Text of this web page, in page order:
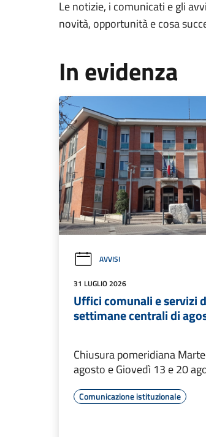
Le notizie, i comunicati e gli
novità, opportunità e cosa
In evidenza
AVVISI
31 LUGLIO 2026
Uffici comunali e servizi
settimane centrali di
Chiusura pomeridiana
agosto e Giovedì 13 e 20
Comunicazione istituzionale